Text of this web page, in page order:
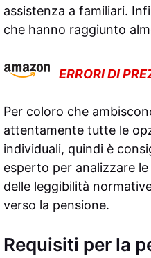
assistenza a familiari.
che hanno raggiunto
ERRORI DI
Per coloro che
attentamente tutte le
individuali, quindi è
esperto per analizzare
delle leggibilità
verso la pensione.
Requisiti per la